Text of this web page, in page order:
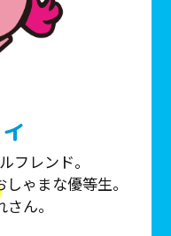
フレンド。
ゃまな優等生。
ん。